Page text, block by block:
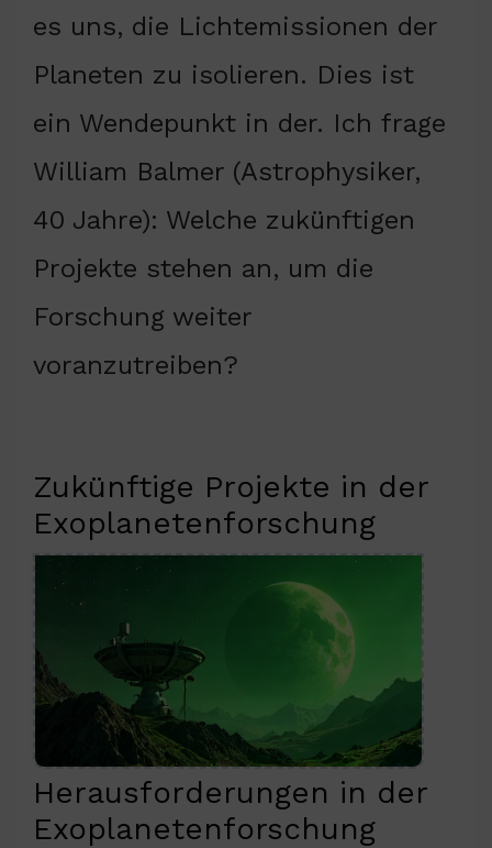
es uns, die Lichtemissionen der
Planeten zu isolieren. Dies ist
ein Wendepunkt in der. Ich frage
William Balmer (Astrophysiker,
40 Jahre): Welche zukünftigen
Projekte stehen an, um die
Forschung weiter
voranzutreiben?
Zukünftige Projekte in der
Exoplanetenforschung
Herausforderungen in der
Exoplanetenforschung